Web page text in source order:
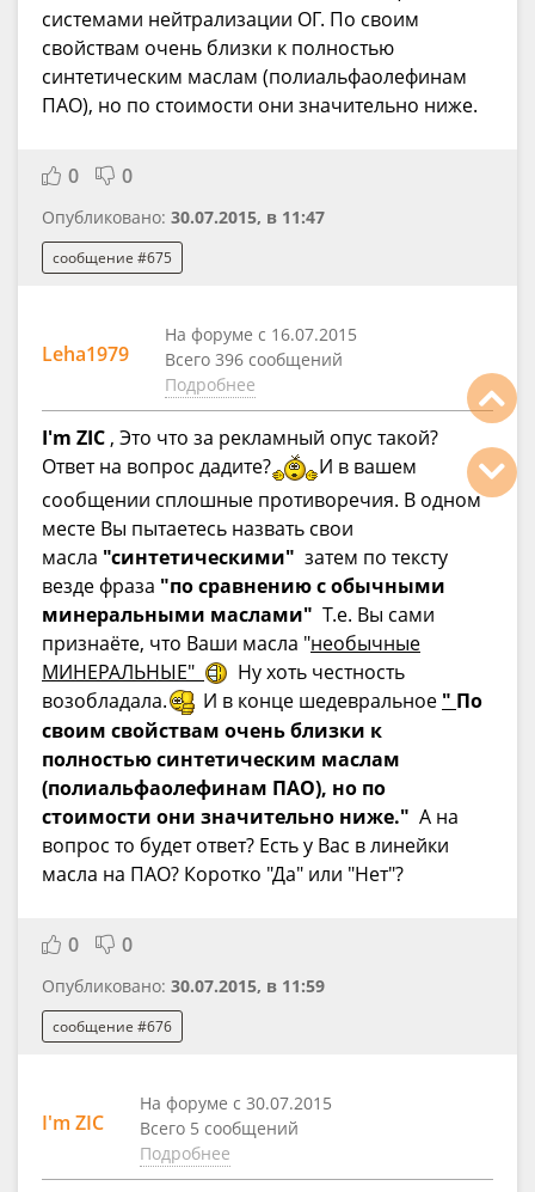
системами нейтрализации ОГ. По своим
свойствам очень близки к полностью
синтетическим маслам (полиальфаолефинам
ПАО), но по стоимости они значительно ниже.
0 0
Опубликовано: 30.07.2015, в 11:47
сообщение #675
Leha1979
На форуме с 16.07.2015
Всего 396 сообщений
Подробнее
I'm ZIC, Это что за рекламный опус такой?
Ответ на вопрос дадите?
И в вашем
сообщении сплошные противоречия. В одном
месте Вы пытаетесь назвать свои
масла "синтетическими" затем по тексту
везде фраза "по сравнению с обычными
минеральными маслами" Т.е. Вы сами
признаёте, что Ваши масла "необычные
МИНЕРАЛЬНЫЕ"
Ну хоть честность
возобладала.
И в конце шедевральное " По
своим свойствам очень близки к
полностью синтетическим маслам
(полиальфаолефинам ПАО), но по
стоимости они значительно ниже." А на
вопрос то будет ответ? Есть у Вас в линейки
масла на ПАО? Коротко "Да" или "Нет"?
0 0
Опубликовано: 30.07.2015, в 11:59
сообщение #676
I'm ZIC
На форуме с 30.07.2015
Всего 5 сообщений
Подробнее